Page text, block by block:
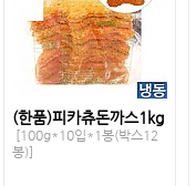
(한품)피카츄돈까스1kg
[100g*10입*1봉(박스12
봉)]